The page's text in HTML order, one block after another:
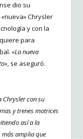
dio su
Chrysler
y con la
para
«La nueva
, se aseguró.
Chrysler con su
y trenes motrices
así a la
amplia que